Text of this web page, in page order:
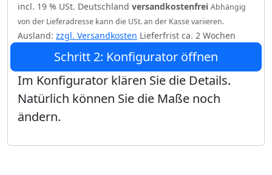
incl. 19 % USt. Deutschland versandkostenfrei Abhängig
von der Lieferadresse kann die USt. an der Kasse variieren.
Ausland: zzgl. Versandkosten Lieferfrist ca. 2 Wochen
Schritt 2: Konfigurator öffnen
Im Konfigurator klären Sie die Details.
Natürlich können Sie die Maße noch
ändern.